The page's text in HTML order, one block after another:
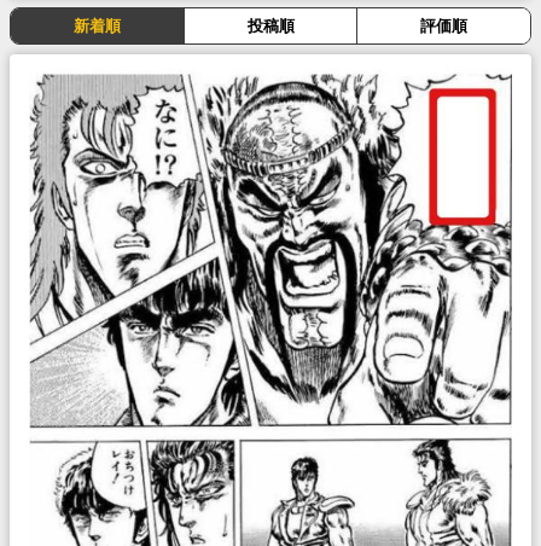
新着順 投稿順 評価順